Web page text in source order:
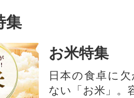
集
お米特集
日本の食卓に
ない「お米」。